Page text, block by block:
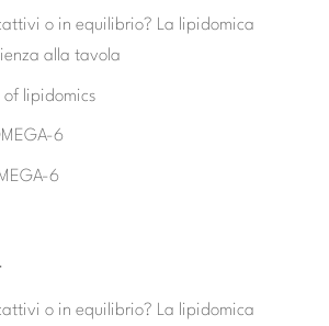
o in equilibrio? La lipidomica
alla tavola
of lipidomics
6
6
o in equilibrio? La lipidomica